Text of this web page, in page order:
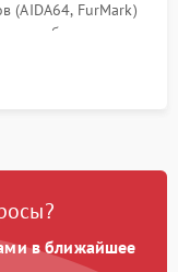
(AIDA64, FurMark)
и стабильности
в ближайшее